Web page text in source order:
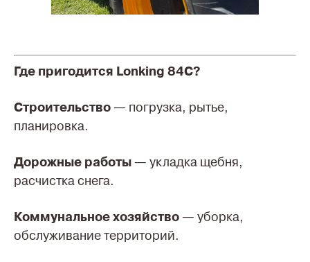
Где пригодится Lonking 84C?
Строительство — погрузка, рытье,
планировка.
Дорожные работы — укладка щебня,
расчистка снега.
Коммунальное хозяйство — уборка,
обслуживание территорий.